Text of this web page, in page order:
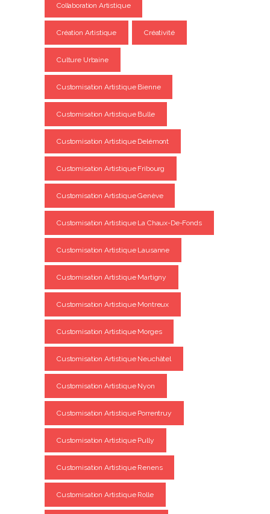
Collaboration Artistique
Création Artistique Créativité
Culture Urbaine
Customisation Artistique Bienne
Customisation Artistique Bulle
Customisation Artistique Delémont
Customisation Artistique Fribourg
Customisation Artistique Genève
Customisation Artistique La Chaux-De-Fonds
Customisation Artistique Lausanne
Customisation Artistique Martigny
Customisation Artistique Montreux
Customisation Artistique Morges
Customisation Artistique Neuchâtel
Customisation Artistique Nyon
Customisation Artistique Porrentruy
Customisation Artistique Pully
Customisation Artistique Renens
Customisation Artistique Rolle